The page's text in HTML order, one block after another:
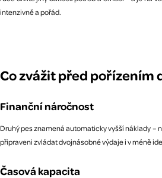
intenzivně a pořád.
Co zvážit před pořízením
Finanční náročnost
Druhý pes znamená automaticky vyšší náklady –
připraveni zvládat dvojnásobné výdaje i v méně
Časová kapacita